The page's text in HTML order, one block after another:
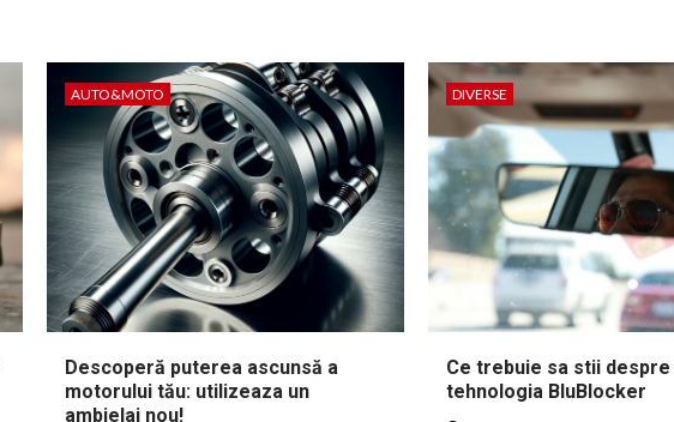
AUTO&MOTO
Descoperă puterea ascunsă a
motorului tău: utilizeaza un
ambielaj nou!
DIVERSE
Ce trebuie sa stii despre
tehnologia BluBlocker